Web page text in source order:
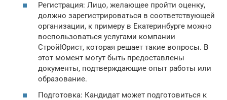
Регистрация: Лицо, желающее пройти оценку,
должно зарегистрироваться в соответствующей
организации, к примеру в Екатеринбурге можно
воспользоваться услугами компании
СтройЮрист, которая решает такие вопросы. В
этот момент могут быть предоставлены
документы, подтверждающие опыт работы или
образование.
Подготовка: Кандидат может подготовиться к